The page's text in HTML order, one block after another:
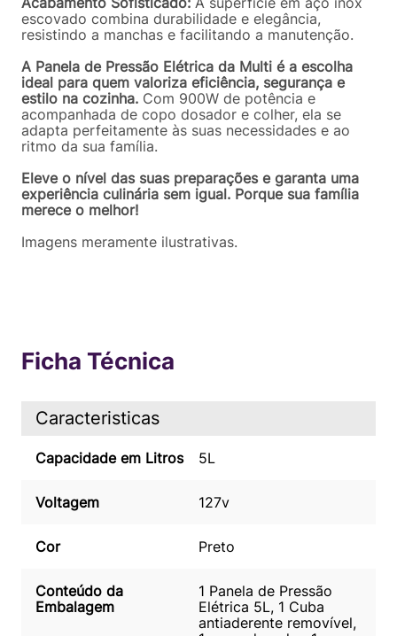
escovado combina durabilidade e elegância,
resistindo a manchas e facilitando a manutenção.
A Panela de Pressão Elétrica da Multi é a escolha
ideal para quem valoriza eficiência, segurança e
estilo na cozinha. Com 900W de potência e
acompanhada de copo dosador e colher, ela se
adapta perfeitamente às suas necessidades e ao
ritmo da sua família.
Eleve o nível das suas preparações e garanta uma
experiência culinária sem igual. Porque sua família
merece o melhor!
Imagens meramente ilustrativas.
Ficha Técnica
Caracteristicas
Capacidade em Litros 5L
Voltagem 127v
Cor Preto
Conteúdo da
Embalagem
1 Panela de Pressão
Elétrica 5L, 1 Cuba
antiaderente removível,